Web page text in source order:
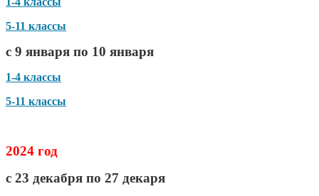
5-11 классы
с 9 января по 10 января
1-4 классы
5-11 классы
2024 год
с 23 декабря по 27 декаря